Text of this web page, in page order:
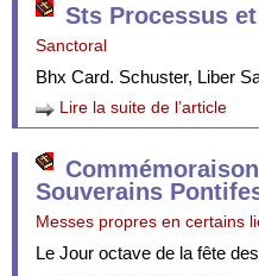
Sts Processus
Sanctoral
Bhx Card. Schuster, Liber
Lire la suite de l’article
Souverains
Messes propres en certains
Le Jour octave de la fête